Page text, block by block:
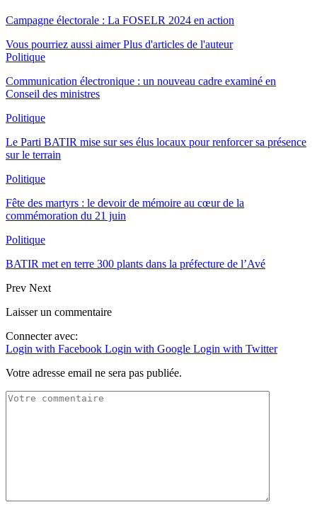
Campagne électorale : La FOSELR 2024 en action
Vous pourriez aussi aimer Plus d'articles de l'auteur
Politique
Communication électronique : un nouveau cadre examiné en
Conseil des ministres
Politique
Le Parti BATIR mise sur ses élus locaux pour renforcer sa présence
sur le terrain
Politique
Fête des martyrs : le devoir de mémoire au cœur de la
commémoration du 21 juin
Politique
BATIR met en terre 300 plants dans la préfecture de l’Avé
Prev Next
Laisser un commentaire
Connecter avec:
Login with Facebook Login with Google Login with Twitter
Votre adresse email ne sera pas publiée.